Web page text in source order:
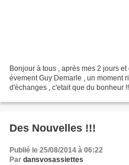
Bonjour à tous , après mes 2 jours
évement Guy Demarle , un moment
d'échanges , c'etait que du bonheur
Des Nouvelles !!!
Publié le 25/08/2014 à 06:22
Par dansvosassiettes